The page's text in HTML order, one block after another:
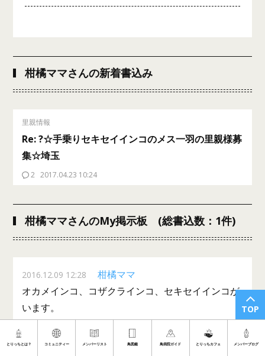
TOP
とりっちとは？ コミュニティー メンバーリスト 鳥図鑑 鳥病院ガイド とりっちカフェ メンバーブログ
柑橘ママさんの新着書込み
里親情報
Re: ?☆手乗りセキセイインコのメス一羽の里親様募
集☆埼玉
2 2017.04.23 10:24
柑橘ママさんのMy掲示板 (総書込数：1件)
2016.12.09 12:28
柑橘ママ
オカメインコ、コザクラインコ、セキセイインコが
います。